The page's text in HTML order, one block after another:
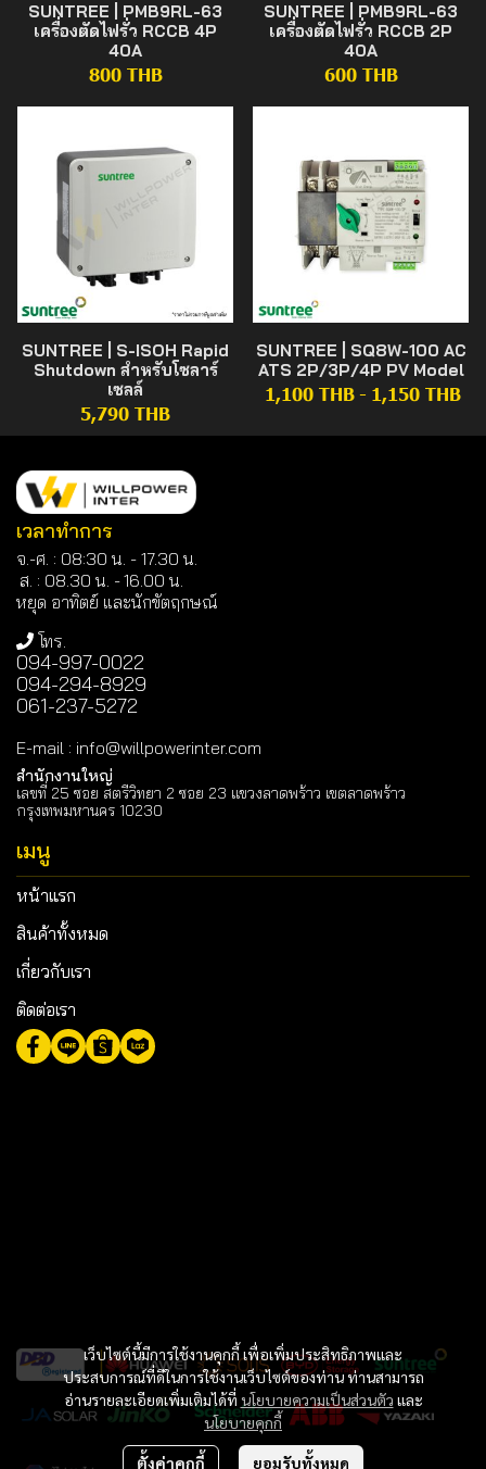
SUNTREE | PMB9RL-63
เครื่องตัดไฟรั่ว RCCB 4P
40A
800 THB
SUNTREE | PMB9RL-63
เครื่องตัดไฟรั่ว RCCB 2P
40A
600 THB
SUNTREE | S-ISOH Rapid
Shutdown สำหรับโซลาร์
เซลล์
5,790 THB
SUNTREE | SQ8W-100 AC
ATS 2P/3P/4P PV Model
1,100 THB - 1,150 THB
เว็บไซต์นี้มีการใช้งานคุกกี้ เพื่อเพิ่มประสิทธิภาพและ
ประสบการณ์ที่ดีในการใช้งานเว็บไซต์ของท่าน ท่านสามารถ
อ่านรายละเอียดเพิ่มเติมได้ที่ นโยบายความเป็นส่วนตัว และ
นโยบายคุกกี้
ตั้งค่าคุกกี้ ยอมรับทั้งหมด
เวลาทำการ
จ.-ศ. : 08:30 น. - 17.30 น.
ส. : 08.30 น. -16.00 น.
หยุด อาทิตย์ และนักขัตฤกษณ์
โทร.
094-997-0022
094-294-8929
061-237-5272
E-mail : info@willpowerinter.com
สำนักงานใหญ่
เลขที่ 25 ซอย สตรีวิทยา 2 ซอย 23 แขวงลาดพร้าว เขตลาดพร้าว
กรุงเทพมหานคร 10230
เมนู
หน้าแรก
สินค้าทั้งหมด
เกี่ยวกับเรา
ติดต่อเรา